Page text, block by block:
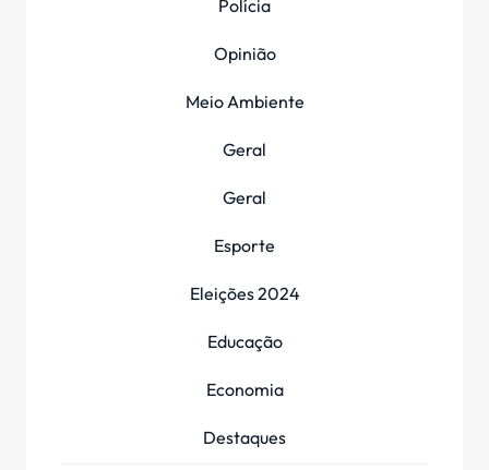
Polícia
Opinião
Meio Ambiente
Geral
Geral
Esporte
Eleições 2024
Educação
Economia
Destaques